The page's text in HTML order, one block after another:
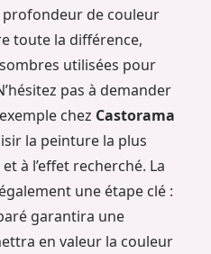
de couleur
toute la différence,
utilisées pour
pas à demander
chez Castorama
la peinture la plus
à l’effet recherché. La
une étape clé :
garantira une
en valeur la couleur